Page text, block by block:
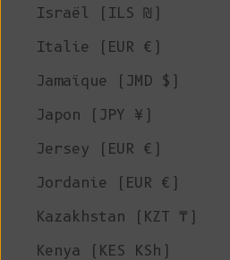
Israël (ILS ₪)
Italie (EUR €)
Jamaïque (JMD $)
Japon (JPY ¥)
Jersey (EUR €)
Jordanie (EUR €)
Kazakhstan (KZT ₸)
Kenya (KES KSh)